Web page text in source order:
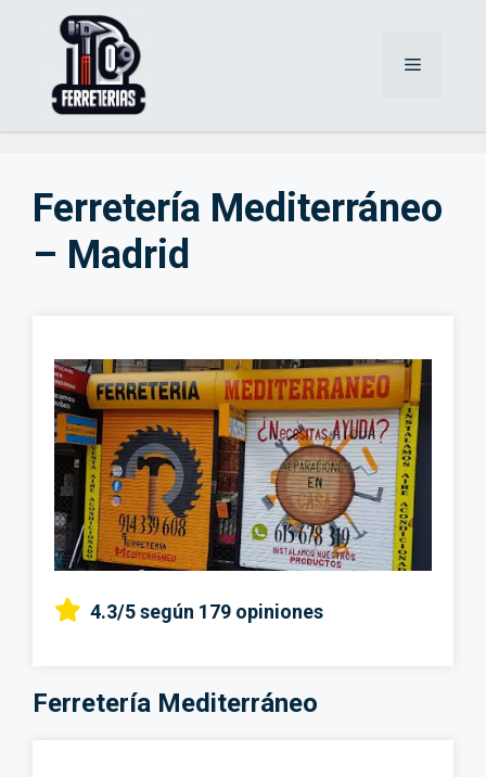
Menú
Ferretería Mediterráneo
– Madrid
4.3/5según 179 opiniones
Ferretería Mediterráneo